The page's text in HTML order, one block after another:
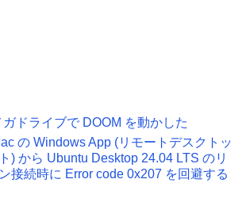
ガドライブで DOOM を動かした
の Windows App (リモートデスクトッ
) から Ubuntu Desktop 24.04 LTS のリ
接続時に Error code 0x207 を回避する